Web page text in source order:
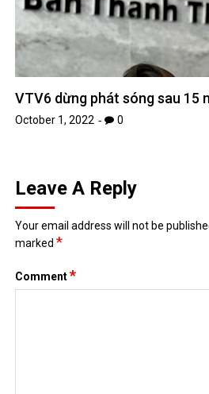
VTV6 dừng phát sóng sau 15
October 1, 2022 0
Leave A Reply
Your email address will not be
marked*
Comment*